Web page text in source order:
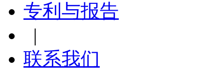
专利与报告
|
联系我们